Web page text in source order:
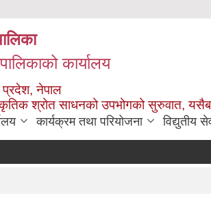
कार्यालय
प्रदेश, नेपाल
श्रोत साधनको उपभोगको सुरुवात,
कार्यक्रम तथा परियोजना विद्युतीय